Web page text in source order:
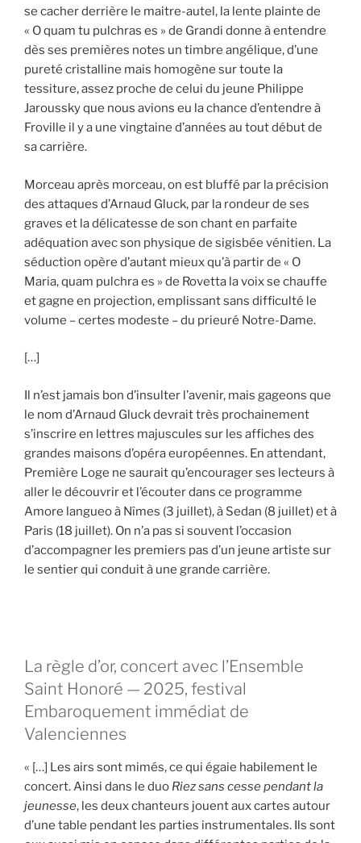
se cacher derrière le maitre-autel, la lente plainte de
« O quam tu pulchras es » de Grandi donne à entendre
dès ses premières notes un timbre angélique, d’une
pureté cristalline mais homogène sur toute la
tessiture, assez proche de celui du jeune Philippe
Jaroussky que nous avions eu la chance d’entendre à
Froville il y a une vingtaine d’années au tout début de
sa carrière.
Morceau après morceau, on est bluffé par la précision
des attaques d’Arnaud Gluck, par la rondeur de ses
graves et la délicatesse de son chant en parfaite
adéquation avec son physique de sigisbée vénitien. La
séduction opère d’autant mieux qu’à partir de « O
Maria, quam pulchra es » de Rovetta la voix se chauffe
et gagne en projection, emplissant sans difficulté le
volume – certes modeste – du prieuré Notre-Dame.
[…]
Il n’est jamais bon d’insulter l’avenir, mais gageons que
le nom d’Arnaud Gluck devrait très prochainement
s’inscrire en lettres majuscules sur les affiches des
grandes maisons d’opéra européennes. En attendant,
Première Loge ne saurait qu’encourager ses lecteurs à
aller le découvrir et l’écouter dans ce programme
Amore langueo à Nîmes (3 juillet), à Sedan (8 juillet) et à
Paris (18 juillet). On n’a pas si souvent l’occasion
d’accompagner les premiers pas d’un jeune artiste sur
le sentier qui conduit à une grande carrière.
La règle d’or, concert avec l’Ensemble
Saint Honoré — 2025, festival
Embaroquement immédiat de
Valenciennes
« […] Les airs sont mimés, ce qui égaie habilement le
concert. Ainsi dans le duo Riez sans cesse pendant la
jeunesse, les deux chanteurs jouent aux cartes autour
d’une table pendant les parties instrumentales. Ils sont